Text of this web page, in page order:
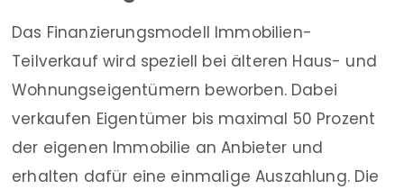
Das Finanzierungsmodell Immobilien-
Teilverkauf wird speziell bei älteren Haus- und
Wohnungseigentümern beworben. Dabei
verkaufen Eigentümer bis maximal 50 Prozent
der eigenen Immobilie an Anbieter und
erhalten dafür eine einmalige Auszahlung. Die